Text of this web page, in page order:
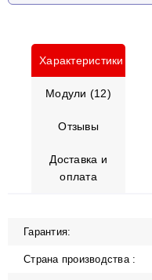
Характеристики
Модули (12)
Отзывы
Доставка и
оплата
Гарантия:
Страна производства :